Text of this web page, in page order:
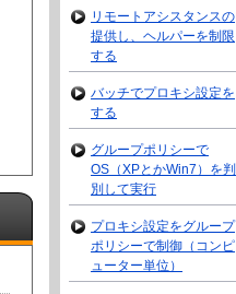
リモートアシスタンスの
提供し、ヘルパーを制限
する
バッチでプロキシ設定を
する
グループポリシーで
OS（XPとかWin7）を判
別して実行
プロキシ設定をグループ
ポリシーで制御（コンピ
ューター単位）